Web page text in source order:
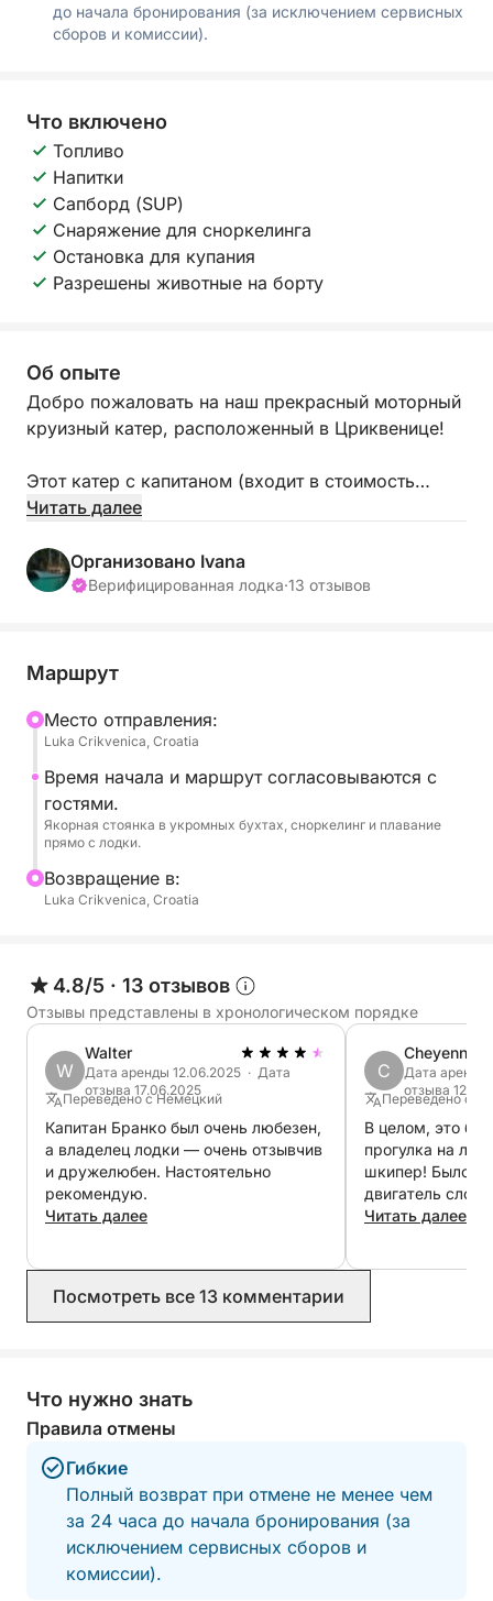
до начала бронирования (за исключением сервисных
сборов и комиссии).
Что включено
Топливо
Напитки
Сапборд (SUP)
Снаряжение для сноркелинга
Остановка для купания
Разрешены животные на борту
Об опыте
Добро пожаловать на наш прекрасный моторный
круизный катер, расположенный в Цриквенице!
Этот катер с капитаном (входит в стоимость
аренды) идеально подходит для того, чтобы
исследовать прекрасные восточную и южную
части острова Крк.
кормовой палубах достаточно места для отдыха
погоды, кристально чистого моря и дикой
природы. На борту могут разместиться до 12
гостей. Также имеется навес для защиты от
солнца. Вы можете наслаждаться музыкой через
Bluetooth. Вас также ждут приветственные
напитки!
В стоимость аренды включено:
SUP
Напитки
Собаки приветствуются!
вашем маршруте, просто отправьте нам
сообщение через Click&Boat.
До скорой встречи в Цриквенице!
Читать далее
Организовано Ivana
Верифицированная лодка·13 отзывов
Маршрут
Mесто отправления:
Luka Crikvenica, Croatia
Время начала и маршрут согласовываются с
гостями.
Якорная стоянка в укромных бухтах, сноркелинг и плавание
прямо с лодки.
Bозвращение в:
Luka Crikvenica, Croatia
4.8/5 · 13 отзывов
Отзывы представлены в хронологическом порядке
W
Walter
Дата аренды 12.06.2025 · Дата
отзыва 17.06.2025
Переведено с Немецкий
Капитан Бранко был очень любезен,
а владелец лодки — очень отзывчив
и дружелюбен. Настоятельно
рекомендую.
Читать далее
C
Cheyenne
Дата аренды
отзыва
Переведено с
В целом, это
прогулка на
шкипер! Было просто обидно, что
двигатель
прыгнуть со
Читать далее
Посмотреть все 13 комментарии
Что нужно знать
Правила отмены
Гибкие
Полный возврат при отмене не менее чем
за 24 часа до начала бронирования (за
исключением сервисных сборов и
комиссии).